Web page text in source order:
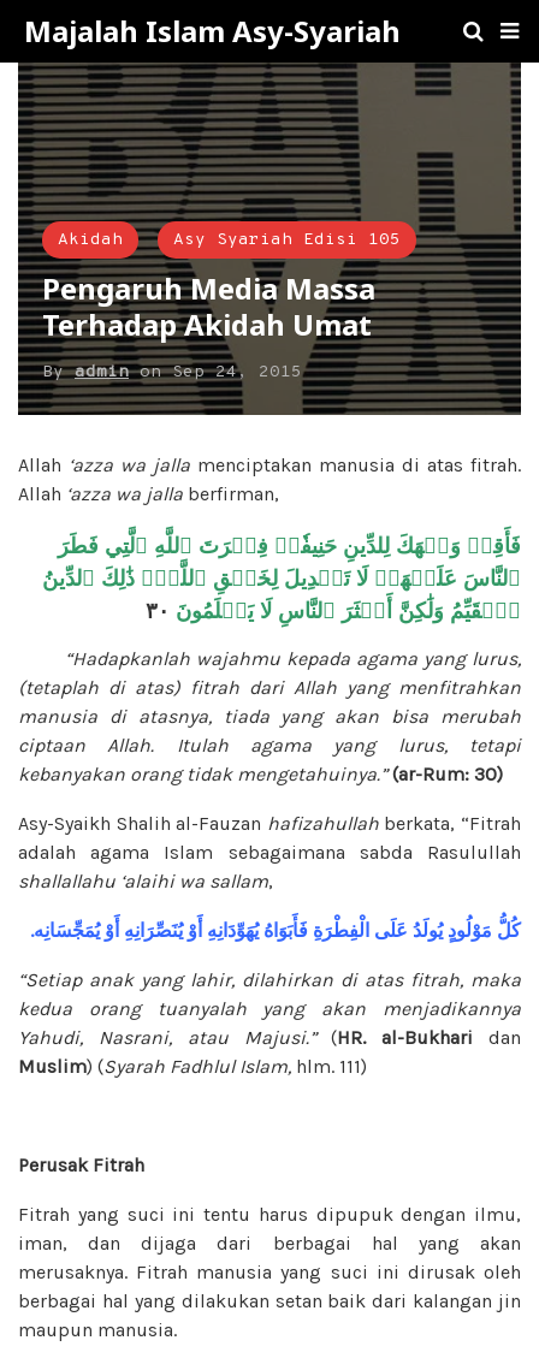
Majalah Islam Asy-Syariah
Akidah Asy Syariah Edisi 105
Pengaruh Media Massa
Terhadap Akidah Umat
ByadminonSep 24, 2015
Allah ‘azza wa jalla menciptakan manusia di atas fitrah.
Allah ‘azza wa jalla berfirman,
فَأَقِمۡ وَجۡهَكَ لِلدِّينِ حَنِيفٗاۚ فِطۡرَتَ ٱللَّهِ ٱلَّتِي فَطَرَ
ٱلنَّاسَ عَلَيۡهَاۚ لَا تَبۡدِيلَ لِخَلۡقِ ٱللَّهِۚ ذَٰلِكَ ٱلدِّينُ
ٱلۡقَيِّمُ وَلَٰكِنَّ أَكۡثَرَ ٱلنَّاسِ لَا يَعۡلَمُونَ
“Hadapkanlah wajahmu kepada agama yang lurus,
(tetaplah di atas) fitrah dari Allah yang menfitrahkan
manusia di atasnya, tiada yang akan bisa merubah
ciptaan Allah. Itulah agama yang lurus, tetapi
kebanyakan orang tidak mengetahuinya.”(ar-Rum: 30)
Asy-Syaikh Shalih al-Fauzan hafizahullah berkata, “Fitrah
adalah agama Islam sebagaimana sabda Rasulullah
shallallahu ‘alaihi wa sallam,
.كُلُّ مَوْلُودٍ يُولَدُ عَلَى الْفِطْرَةِ فَأَبَوَاهُ يُهَوِّدَانِهِ أَوْ يُنَصِّرَانِهِ أَوْ يُمَجِّسَانِه
“Setiap anak yang lahir, dilahirkan di atas fitrah, maka
kedua orang tuanyalah yang akan menjadikannya
Yahudi, Nasrani, atau Majusi.”(HR. al-Bukhari dan
Muslim) (Syarah Fadhlul Islam, hlm. 111)
Perusak Fitrah
Fitrah yang suci ini tentu harus dipupuk dengan ilmu,
iman, dan dijaga dari berbagai hal yang akan
merusaknya. Fitrah manusia yang suci ini dirusak oleh
berbagai hal yang dilakukan setan baik dari kalangan jin
maupun manusia.